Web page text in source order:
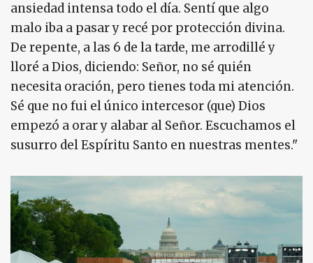
ansiedad intensa todo el día. Sentí que algo
malo iba a pasar y recé por protección divina.
De repente, a las 6 de la tarde, me arrodillé y
lloré a Dios, diciendo: Señor, no sé quién
necesita oración, pero tienes toda mi atención.
Sé que no fui el único intercesor (que) Dios
empezó a orar y alabar al Señor. Escuchamos el
susurro del Espíritu Santo en nuestras mentes."